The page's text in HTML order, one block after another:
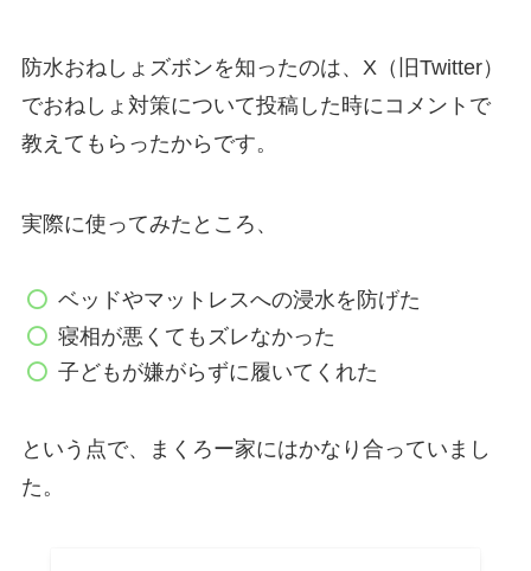
防水おねしょズボンを知ったのは、X（旧Twitter）
でおねしょ対策について投稿した時にコメントで
教えてもらったからです。
実際に使ってみたところ、
ベッドやマットレスへの浸水を防げた
寝相が悪くてもズレなかった
子どもが嫌がらずに履いてくれた
という点で、まくろー家にはかなり合っていまし
た。